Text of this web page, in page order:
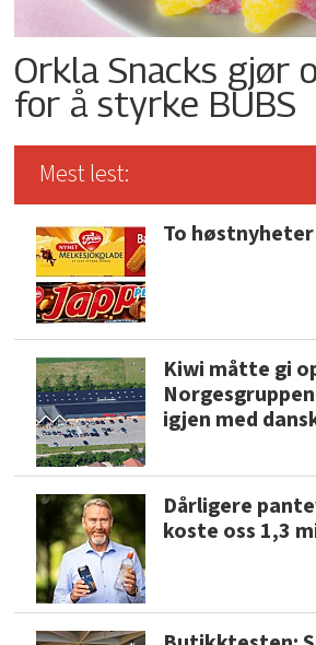
Orkla Snacks gjør
for å styrke BUBS
Mest lest:
To
Kiwi måtte gi
igjen med
Dårligere
koste oss 1,3